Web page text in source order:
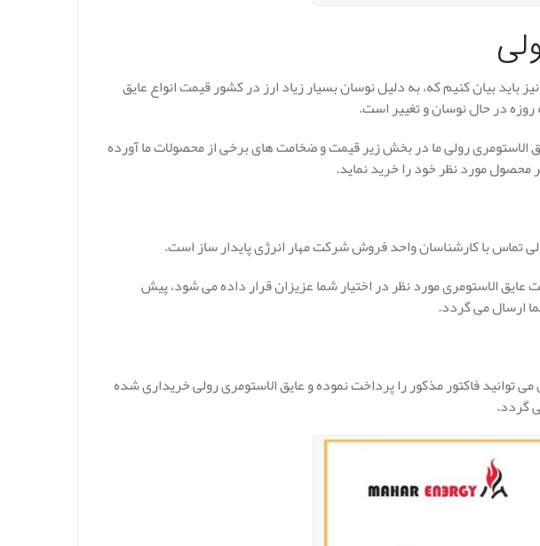
بیان کنیم که، به دلیل نوسان بسیار زیاد ارز در کشور قیمت انواع عایق
در حال نوسان و تغییر است.
الاستومری رولی ما در بخش زیر قیمت و ضخامت های برخی از محصولات ما آورده
محصول مورد نظر خود را خرید نماید.
تماس با کارشناسان واحد فروش شرکت مهار انرژی پایدار ساز است.
الاستومری مورد نظر در اختیار شما عزیزان قرار داده می شود، پیش
ارسال می گردد.
توانید فاکتور مذکور را پرداخت نموده و عایق الاستومری رولی خریداری شده
گردد.